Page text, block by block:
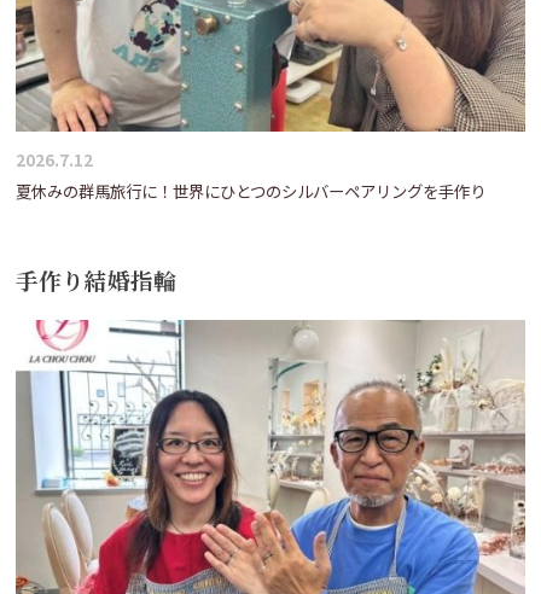
2026.7.12
夏休みの群馬旅行に！世界にひとつのシルバーペアリングを手作り
手作り結婚指輪